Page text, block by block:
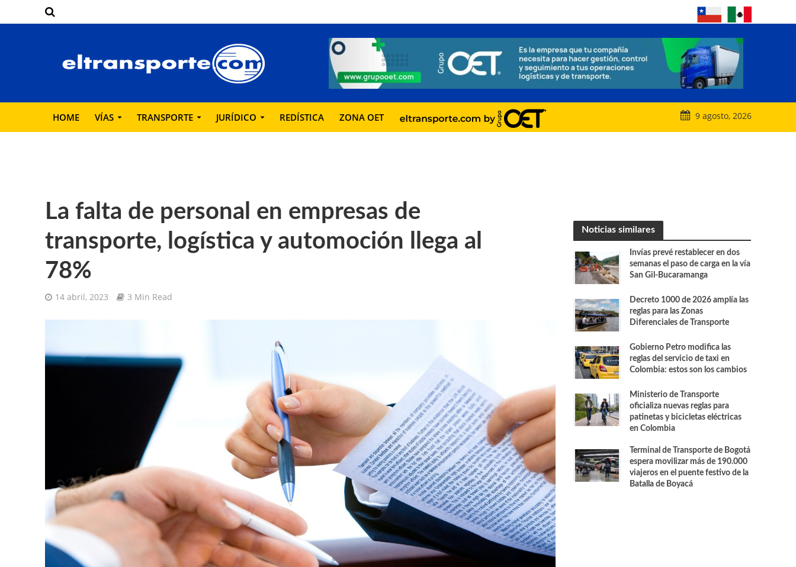
HOME VÍAS TRANSPORTE JURÍDICO REDÍSTICA ZONA OET 9 agosto, 2026
La falta de personal en empresas de
transporte, logística y automoción llega al
78%
14 abril, 2023 3 Min Read
Noticias similares
Invías prevé restablecer en dos
semanas el paso de carga en la vía
San Gil-Bucaramanga
Decreto 1000 de 2026 amplía las
reglas para las Zonas
Diferenciales de Transporte
Gobierno Petro modifica las
reglas del servicio de taxi en
Colombia: estos son los cambios
Ministerio de Transporte
oficializa nuevas reglas para
patinetas y bicicletas eléctricas
en Colombia
Terminal de Transporte de Bogotá
espera movilizar más de 190.000
viajeros en el puente festivo de la
Batalla de Boyacá